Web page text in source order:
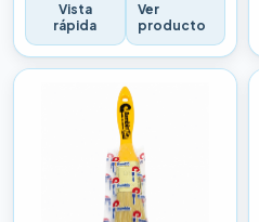
Vista
rápida
Ver
producto